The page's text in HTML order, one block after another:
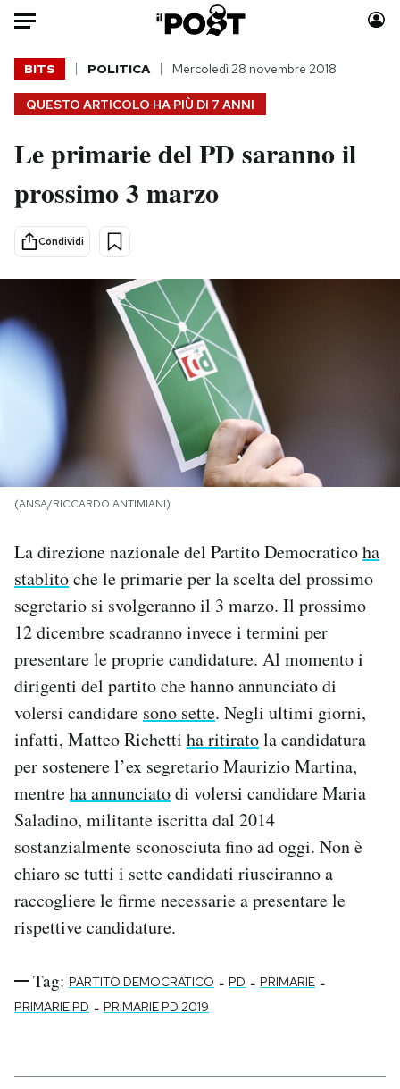
Auto
HOME
Italia
Politica
Tecnologia
Internet
Scienza
Sport
Moda
Media
Altrecose
Mondiali calcio 2026
PODCAST
I MIEI PREFERITI
SHOP
CALENDARIO
Area Personale
Newsletter
Notifiche mobile
Regala il Post
Esci
QUESTO ARTICOLO HA PIÙ DI 7 ANNI
BITS POLITICA Mercoledì 28 novembre 2018
Le primarie del PD saranno il
prossimo 3 marzo
Condividi
(ANSA/RICCARDO ANTIMIANI)
La direzione nazionale del Partito Democraticoha
stablitoche le primarie per la scelta del prossimo
segretario si svolgeranno il 3 marzo. Il prossimo
12 dicembre scadranno invece i termini per
presentare le proprie candidature. Al momento i
dirigenti del partito che hanno annunciato di
volersi candidare sono sette. Negli ultimi giorni,
infatti, Matteo Richetti ha ritiratola candidatura
per sostenere l’ex segretario Maurizio Martina,
mentreha annunciatodi volersi candidare Maria
Saladino, militante iscritta dal 2014
sostanzialmente sconosciuta fino ad oggi. Non è
chiaro se tutti i sette candidati riusciranno a
raccogliere le firme necessarie a presentare le
rispettive candidature.
Tag: PARTITO DEMOCRATICO - PD - PRIMARIE -
PRIMARIE PD - PRIMARIE PD 2019